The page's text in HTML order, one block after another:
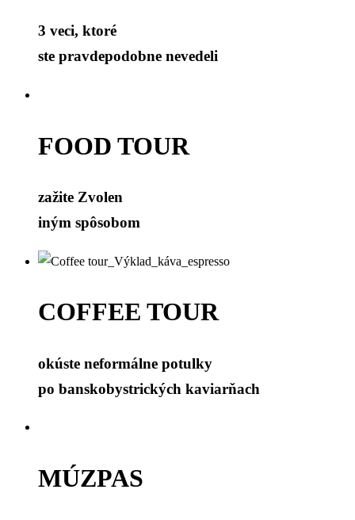
3 veci, ktoré
ste pravdepodobne nevedeli
FOOD TOUR
zažite Zvolen
iným spôsobom
COFFEE TOUR
okúste neformálne potulky
po banskobystrických kaviarňach
MÚZPAS